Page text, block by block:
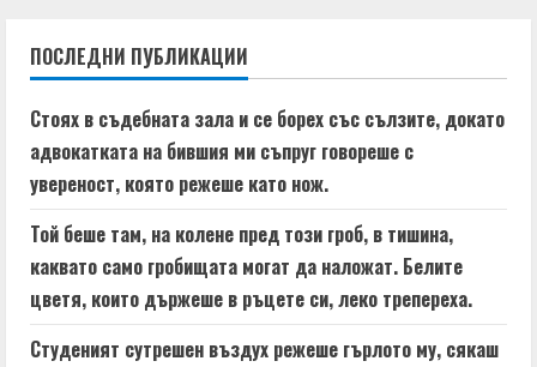
u
e
R
e
a
d
ПОСЛЕДНИ ПУБЛИКАЦИИ
Стоях в съдебната зала и се борех със сълзите, докато
адвокатката на бившия ми съпруг говореше с
увереност, която режеше като нож.
Той беше там, на колене пред този гроб, в тишина,
каквато само гробищата могат да наложат. Белите
цветя, които държеше в ръцете си, леко трепереха.
Студеният сутрешен въздух режеше гърлото му, сякаш